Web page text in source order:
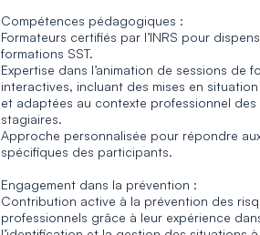
Compétences pédagogiques :
Formateurs certifiés par l’INRS pour
formations SST.
Expertise dans l’animation de sessions de
interactives, incluant des mises en
et adaptées au contexte professionnel des
stagiaires.
Approche personnalisée pour répondre
spécifiques des participants.
Engagement dans la prévention :
Contribution active à la prévention des
professionnels grâce à leur expérience